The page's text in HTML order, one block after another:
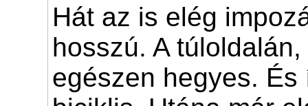
Hát az is elég
hosszú. A
egészen hegyes.